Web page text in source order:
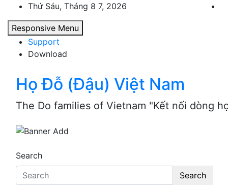
content
Thứ Sáu, Tháng 8 7, 2026
Responsive Menu
Support
Download
Họ Đỗ (Đậu) Việt Nam
The Do families of Vietnam "Kết nối dòng
Search
Search